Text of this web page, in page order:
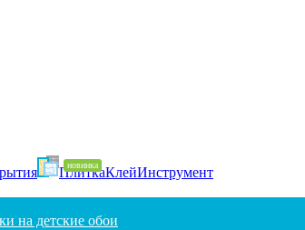
ПлиткаКлейИнструмент
на детские обои